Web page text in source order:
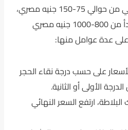
يبدأ سعر متر البازلت الطبيعي من حوالي 75-150 جنيه مصري،
بينما نوع البازلت المحبَب يبدأ من 800-1000 جنيه مصري
على عدة عوامل منها:
على حسب درجة نقاء الحجر
الأولى أو الثانية.
ارتفع السعر النهائي